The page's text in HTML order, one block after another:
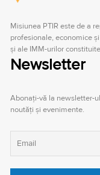
Misiunea PTIR este de a
profesionale, economice
şi ale IMM-urilor
Newsletter
Abonați-vă la newsletter-
noutăți și evenimente.